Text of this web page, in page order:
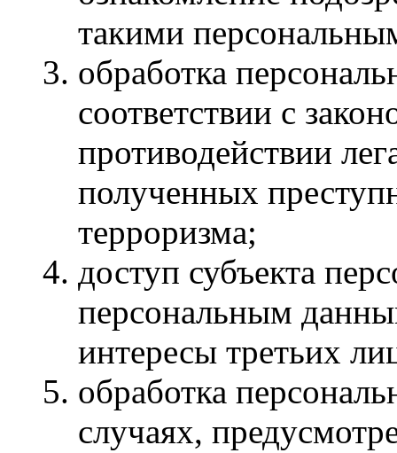
такими
обработка
соответствии с
противодействии
полученных
терроризма;
доступ субъекта
персональным
интересы третьих
обработка
случаях,